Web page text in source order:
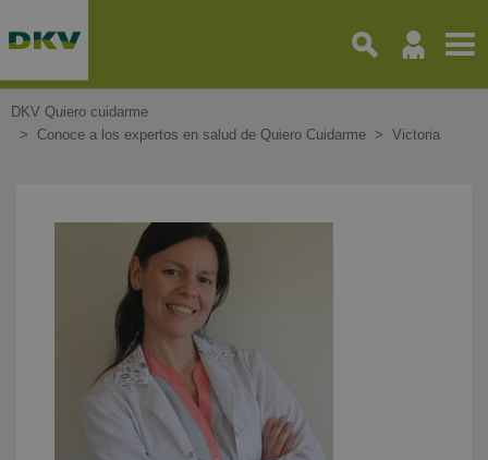
al
principal
DKV Quiero cuidarme
Conoce a los expertos en salud de Quiero Cuidarme
Victoria